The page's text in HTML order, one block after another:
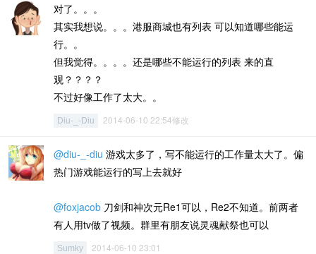
对了。。。
其实我想说。。。港服商城也有列表 可以知道哪些能运
行。。
但我觉得。。。。还是哪些不能运行的列表 来的直
观？？？？
不过好像工作了太大。。
Diu-_-Diu 2014-06-10 22:54修改
@diu-_-diu 游戏太多了，写不能运行的工作量太大了。偏
热门游戏能运行的写上去就好
@foxjacob 刀剑和神次元Re1可以，Re2不知道。前两者
有人用tv做了视频。群里有朋友说灵魂献祭也可以
Sumky 2014-06-10 23:01